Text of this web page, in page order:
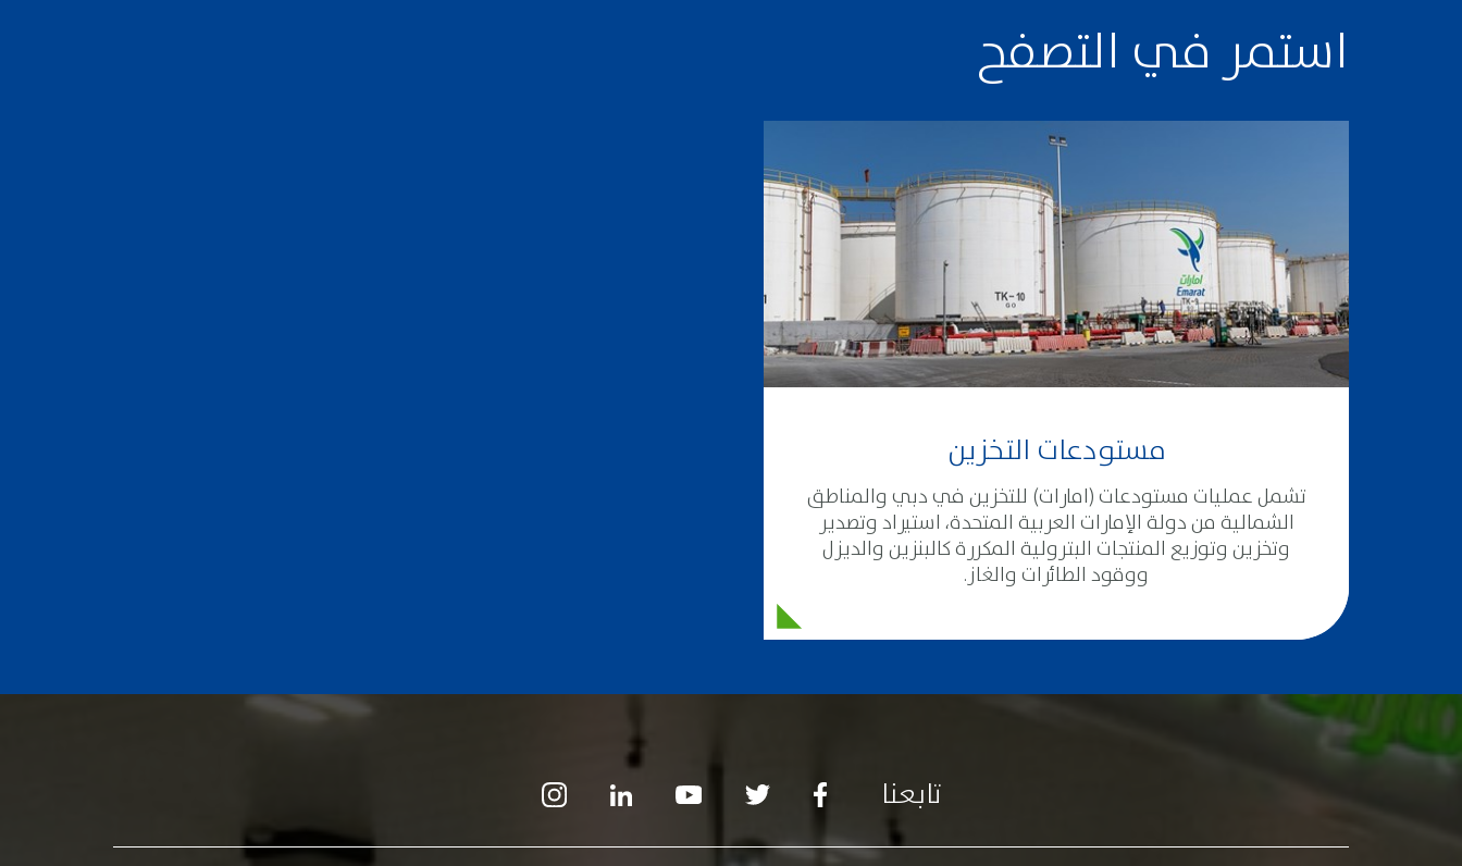
استمر في التصفح
مستودعات التخزين
تشمل عمليات مستودعات (امارات) للتخزين في دبي والمناطق
الشمالية من دولة الإمارات العربية المتحدة، استيراد وتصدير
وتخزين وتوزيع المنتجات البترولية المكررة كالبنزين والديزل
ووقود الطائرات والغاز.
تابعنا